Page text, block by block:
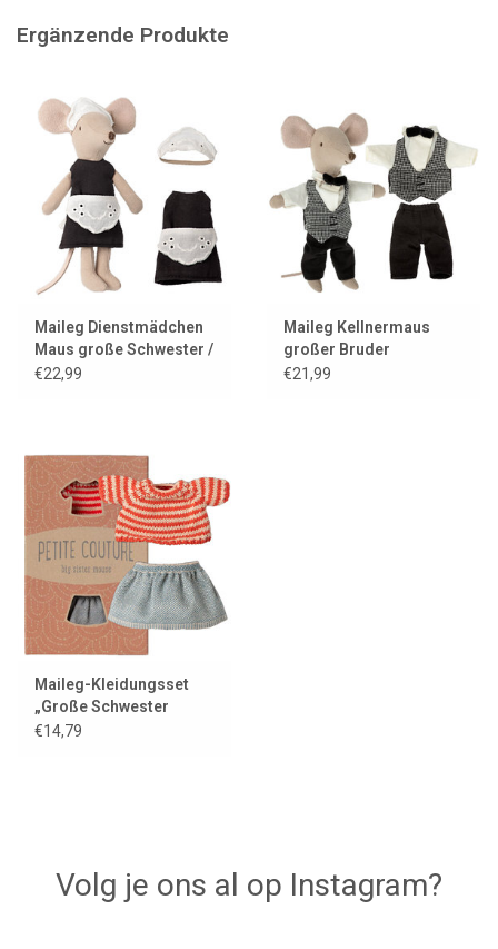
Ergänzende Produkte
Maileg Dienstmädchen
Maus große Schwester /
Kellnerin
€22,99
Maileg Kellnermaus
großer Bruder
€21,99
Maileg-Kleidungsset
„Große Schwester
Maus“ / Petite Couture /
€14,79
Volg je ons al op Instagram?